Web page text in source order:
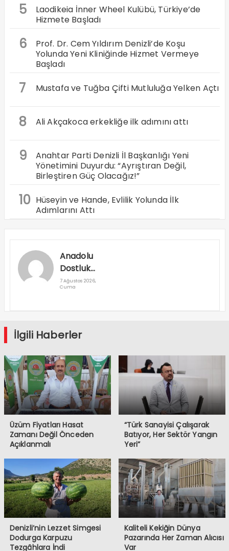
5
Laodikeia İnner Wheel Kulübü, Türkiye’de
Hizmete Başladı
6
Prof. Dr. Cem Yıldırım Denizli’de Koşu
Yolunda Yeni Kliniğinde Hizmet Vermeye
Başladı
7 Mustafa ve Tuğba Çifti Mutluluğa Yelken Açtı
8 Ali Akçakoca erkekliğe ilk adımını attı
9
Anahtar Parti Denizli İl Başkanlığı Yeni
Yönetimini Duyurdu: “Ayrıştıran Değil,
Birleştiren Güç Olacağız!”
10 Hüseyin ve Hande, Evlilik Yolunda İlk
Adımlarını Attı
Anadolu
Dostluk
Rallisi
7 Ağustos 2026,
Cuma
İlgili Haberler
Üzüm Fiyatları Hasat
Zamanı Değil Önceden
Açıklanmalı
“Türk Sanayisi Çalışarak
Batıyor, Her Sektör Yangın
Yeri”
Denizli’nin Lezzet Simgesi
Dodurga Karpuzu
Tezgâhlara İndi
Kaliteli Kekiğin Dünya
Pazarında Her Zaman Alıcısı
Var